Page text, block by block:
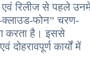
रिलीज से पहले
क्लाउड-फोन” चरण-
करता है। इससे
दोहरावपूर्ण कार्यों में